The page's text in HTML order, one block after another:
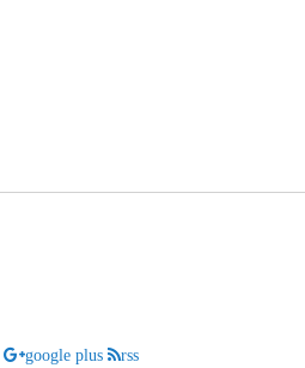
google plus rss